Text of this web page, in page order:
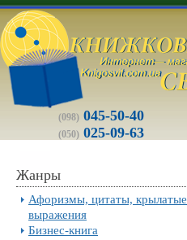
(098) 045-50-40
(050) 025-09-63
Жанры
Афоризмы, цитаты, крылатые
выражения
Бизнес-книга